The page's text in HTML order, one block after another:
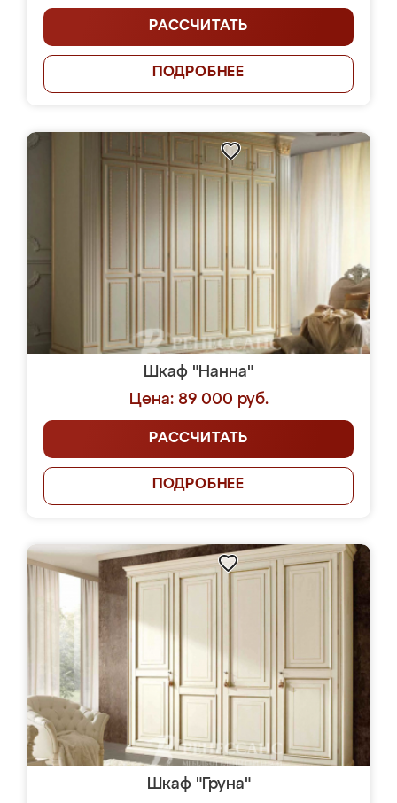
РАССЧИТАТЬ
ПОДРОБНЕЕ
Шкаф "Нанна"
Цена: 89 000 руб.
РАССЧИТАТЬ
ПОДРОБНЕЕ
Шкаф "Груна"